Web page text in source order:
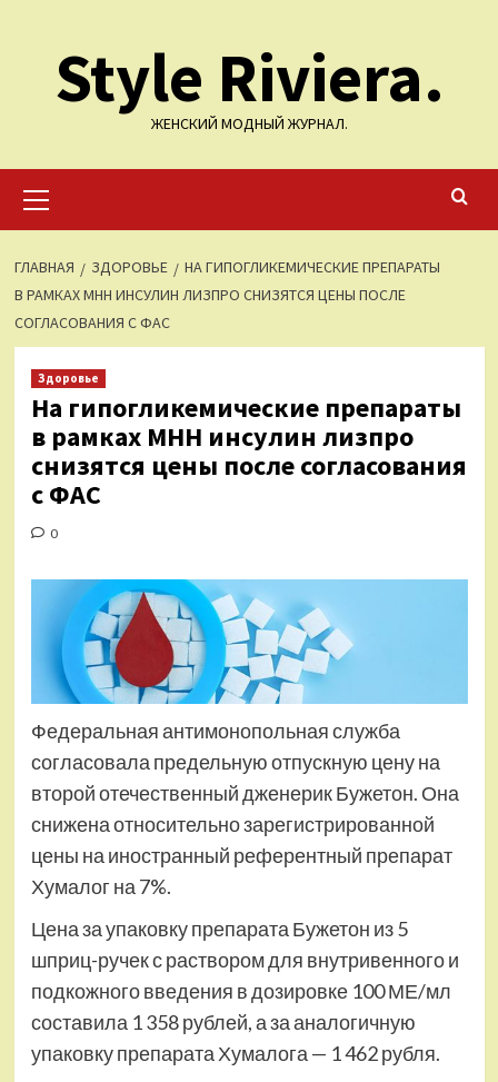
содержимомуStyle Riviera.
ЖЕНСКИЙ МОДНЫЙ ЖУРНАЛ.
меню
ГЛАВНАЯ ЗДОРОВЬЕ
НА ГИПОГЛИКЕМИЧЕСКИЕ ПРЕПАРАТЫ
В РАМКАХ МНН ИНСУЛИН ЛИЗПРО СНИЗЯТСЯ ЦЕНЫ ПОСЛЕ
СОГЛАСОВАНИЯ С ФАС
Здоровье
На гипогликемические препараты
в рамках МНН инсулин лизпро
снизятся цены после согласования
с ФАС
0
Федеральная антимонопольная служба
согласовала предельную отпускную цену на
второй отечественный дженерик Бужетон. Она
снижена относительно зарегистрированной
цены на иностранный референтный препарат
Хумалог на 7%.
Цена за упаковку препарата Бужетон из 5
шприц-ручек с раствором для внутривенного и
подкожного введения в дозировке 100 МЕ/мл
составила 1 358 рублей, а за аналогичную
упаковку препарата Хумалога — 1 462 рубля.